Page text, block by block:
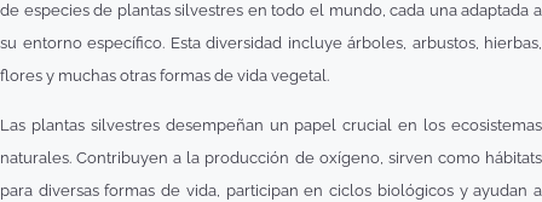
de especies de plantas silvestres en todo el mundo, cada una adaptada a
su entorno específico. Esta diversidad incluye árboles, arbustos, hierbas,
flores y muchas otras formas de vida vegetal.
Las plantas silvestres desempeñan un papel crucial en los ecosistemas
naturales. Contribuyen a la producción de oxígeno, sirven como hábitats
para diversas formas de vida, participan en ciclos biológicos y ayudan a